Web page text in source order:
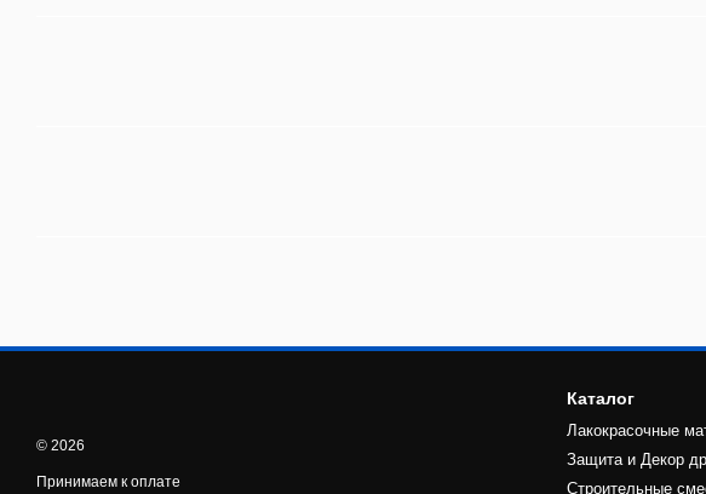
© 2026
Принимаем к оплате
Каталог
Лакокрасочные
Защита и Декор
Строительные